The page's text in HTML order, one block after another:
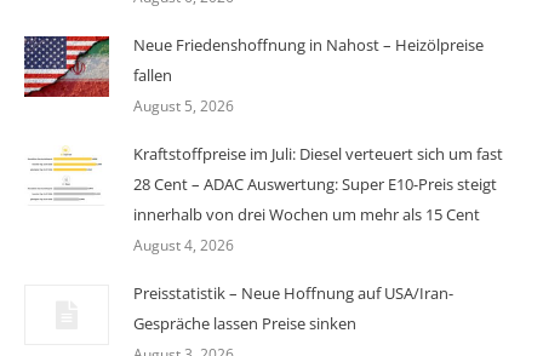
Neue Friedenshoffnung in Nahost – Heizölpreise
fallen
August 5, 2026
Kraftstoffpreise im Juli: Diesel verteuert sich um fast
28 Cent – ADAC Auswertung: Super E10-Preis steigt
innerhalb von drei Wochen um mehr als 15 Cent
August 4, 2026
Preisstatistik – Neue Hoffnung auf USA/Iran-
Gespräche lassen Preise sinken